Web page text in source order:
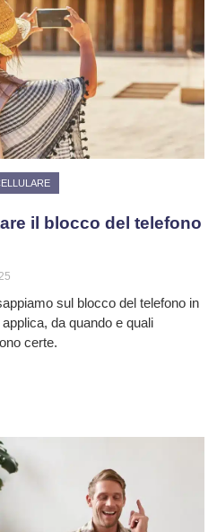
il blocco del telefono
sul blocco del telefono in
da quando e quali
certe.